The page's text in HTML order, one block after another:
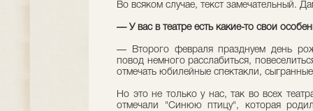
Во всяком случае, текст замечательный.
–– У вас в театре есть какие-то свои
–– Второго февраля празднуем день
повод немного расслабиться,
отмечать юбилейные спектакли,
Но это не только у нас, так во всех
отмечали "Синюю птицу", которая